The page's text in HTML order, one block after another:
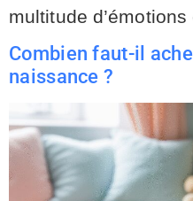
multitude
Combien faut-il
naissance ?